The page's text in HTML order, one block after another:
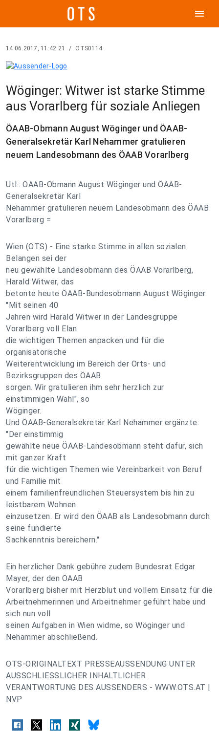
menu
14.06.2017, 11:42:21 / OTS0114
Wöginger: Witwer ist starke Stimme
aus Vorarlberg für soziale Anliegen
ÖAAB-Obmann August Wöginger und ÖAAB-
Generalsekretär Karl Nehammer gratulieren
neuem Landesobmann des ÖAAB Vorarlberg
Utl.: ÖAAB-Obmann August Wöginger und ÖAAB-
Generalsekretär Karl
Nehammer gratulieren neuem Landesobmann des ÖAAB
Vorarlberg =
Wien (OTS) - Eine starke Stimme in allen sozialen
Belangen sei der
neu gewählte Landesobmann des ÖAAB Vorarlberg,
Harald Witwer, das
betonte heute ÖAAB-Bundesobmann August Wöginger.
"Mit seinen 40
Jahren wird Harald Witwer in der Landesgruppe
Vorarlberg voll Elan
die wichtigen Themen anpacken und für die
organisatorische
Weiterentwicklung im Bereich der Orts- und
Bezirksgruppen des ÖAAB
sorgen. Wir gratulieren ihm sehr herzlich zur
einstimmigen Wahl", so
Wöginger.
Und ÖAAB-Generalsekretär Karl Nehammer ergänzte:
"Der einstimmig
gewählte neue ÖAAB-Landesobmann steht dafür, sich
mit ganzer Kraft
für die wichtigen Themen wie Vereinbarkeit von Beruf
und Familie mit
einem familienfreundlichen Steuersystem bis hin zu
leistbarem Wohnen
einzusetzen. Er wird den ÖAAB als Landesobmann durch
seine fundierte
Sachkenntnis bereichern."
Ein herzlicher Dank gebühre zudem Bundesrat Edgar
Mayer, der den ÖAAB
Vorarlberg bisher mit Herzblut und vollem Einsatz für die
Arbeitnehmerinnen und Arbeitnehmer geführt habe und
sich nun voll
seinen Aufgaben in Wien widme, so Wöginger und
Nehammer abschließend.
OTS-ORIGINALTEXT PRESSEAUSSENDUNG UNTER
AUSSCHLIESSLICHER INHALTLICHER
VERANTWORTUNG DES AUSSENDERS - WWW.OTS.AT |
NVP